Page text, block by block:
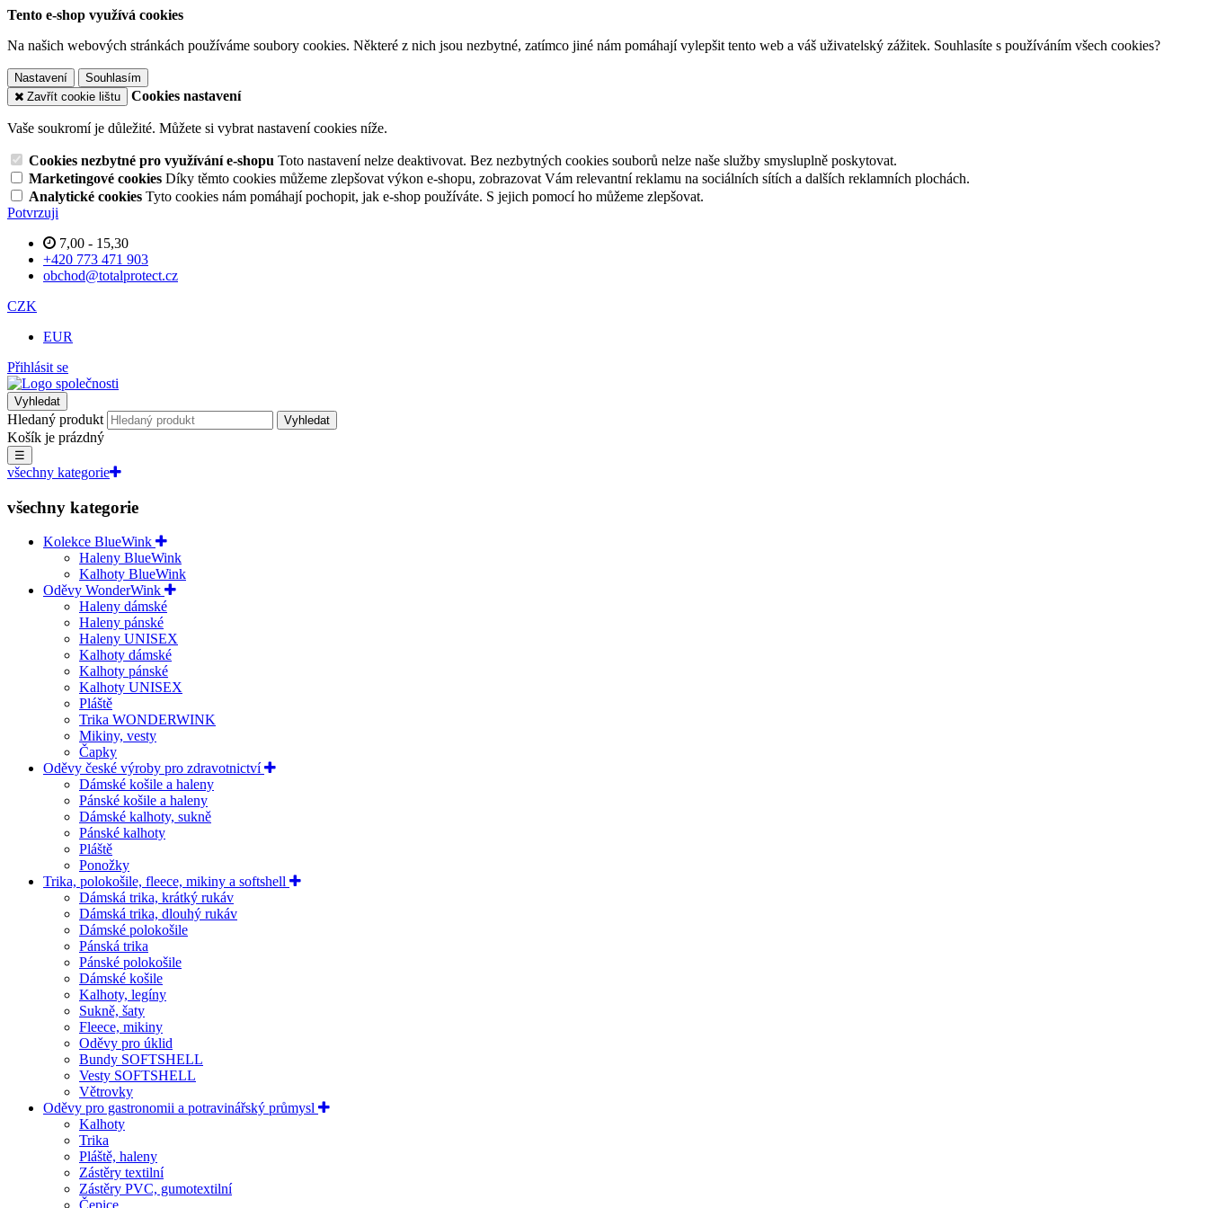
Tento e-shop využívá cookies
Na našich webových stránkách používáme soubory cookies. Některé z nich jsou nezbytné, zatímco jiné nám pomáhají vylepšit tento web a váš uživatelský zážitek. Souhlasíte s používáním všech cookies?
Nastavení
Souhlasím
Zavřít cookie lištu
Cookies nastavení
Vaše soukromí je důležité. Můžete si vybrat nastavení cookies níže.
Cookies nezbytné pro využívání e-shopu Toto nastavení nelze deaktivovat. Bez nezbytných cookies souborů nelze naše služby smysluplně poskytovat.
Marketingové cookies Díky těmto cookies můžeme zlepšovat výkon e-shopu, zobrazovat Vám relevantní reklamu na sociálních sítích a dalších reklamních plochách.
Analytické cookies Tyto cookies nám pomáhají pochopit, jak e-shop používáte. S jejich pomocí ho můžeme zlepšovat.
Potvrzuji
7,00 - 15,30
+420 773 471 903
obchod@totalprotect.cz
CZK
EUR
Přihlásit se
Vyhledat
Hledaný produkt Vyhledat
Košík je prázdný
☰
všechny kategorie
všechny kategorie
Kolekce BlueWink
Haleny BlueWink
Kalhoty BlueWink
Oděvy WonderWink
Haleny dámské
Haleny pánské
Haleny UNISEX
Kalhoty dámské
Kalhoty pánské
Kalhoty UNISEX
Pláště
Trika WONDERWINK
Mikiny, vesty
Čapky
Oděvy české výroby pro zdravotnictví
Dámské košile a haleny
Pánské košile a haleny
Dámské kalhoty, sukně
Pánské kalhoty
Pláště
Ponožky
Trika, polokošile, fleece, mikiny a softshell
Dámská trika, krátký rukáv
Dámská trika, dlouhý rukáv
Dámské polokošile
Pánská trika
Pánské polokošile
Dámské košile
Kalhoty, legíny
Sukně, šaty
Fleece, mikiny
Oděvy pro úklid
Bundy SOFTSHELL
Vesty SOFTSHELL
Větrovky
Oděvy pro gastronomii a potravinářský průmysl
Kalhoty
Trika
Pláště, haleny
Zástěry textilní
Zástěry PVC, gumotextilní